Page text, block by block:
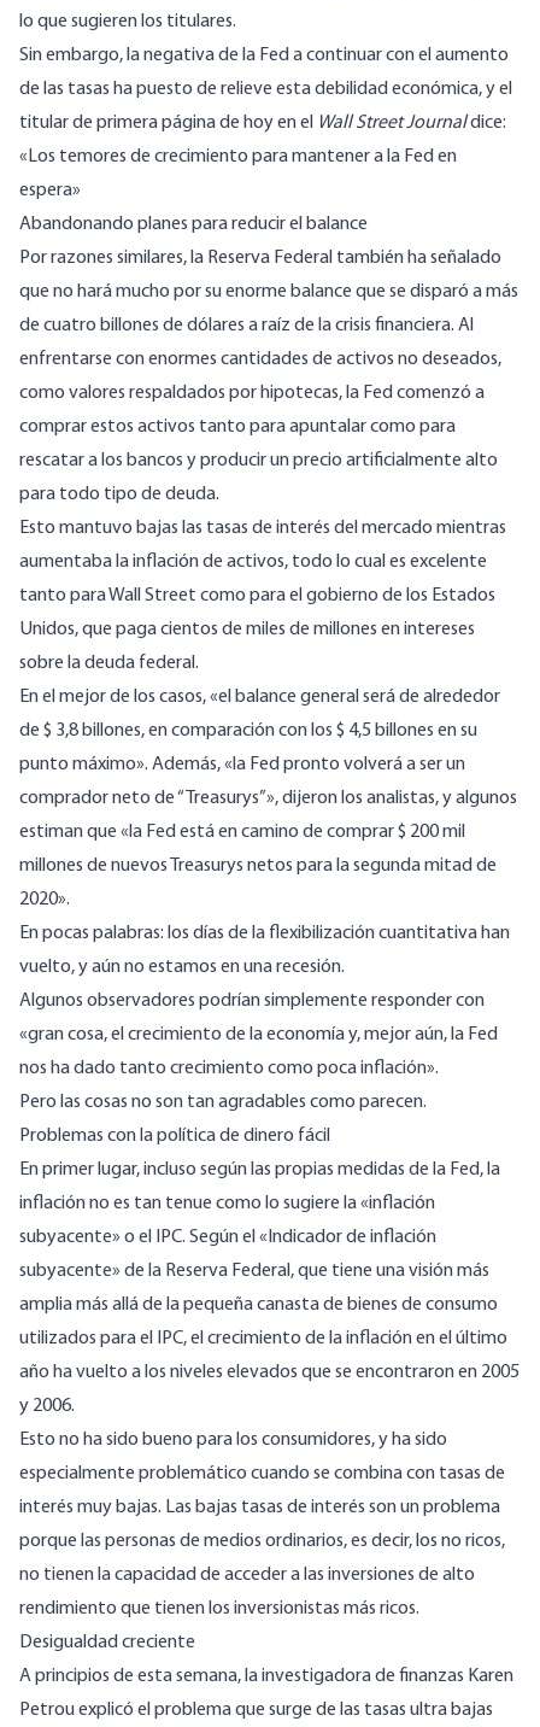
lo que sugieren los titulares.
Sin embargo, la negativa de la Fed a continuar con el aumento
de las tasas ha puesto de relieve esta debilidad económica, y el
titular de primera página de hoy en el
Wall Street Journaldice:
«Los temores de crecimiento para mantener a la Fed en
espera»
Abandonando planes para reducir el balance
Por razones similares, la Reserva Federal también ha señalado
que no hará mucho por su enorme balance que se disparó a más
de cuatro billones de dólares a raíz de la crisis financiera. Al
enfrentarse con enormes cantidades de activos no deseados,
como valores respaldados por hipotecas, la Fed comenzó a
comprar estos activos tanto para apuntalar como para
rescatar a los bancos y producir un precio artificialmente alto
para todo tipo de deuda.
Esto mantuvo bajas las tasas de interés del mercado mientras
aumentaba la inflación de activos, todo lo cual es excelente
tanto para Wall Street como para el gobierno de los Estados
Unidos, que paga cientos de miles de millones en intereses
sobre la deuda federal.
En el mejor de los casos, «el balance general será de alrededor
de $ 3,8 billones, en comparación con los $ 4,5 billones en su
punto máximo». Además, «la Fed pronto volverá a ser un
comprador neto de “Treasurys”», dijeron los analistas, y algunos
estiman que «la Fed está en camino de comprar $ 200 mil
millones de nuevos Treasurys netos para la segunda mitad de
2020».
En pocas palabras: los días de la flexibilización cuantitativa han
vuelto, y aún no estamos en una recesión.
Algunos observadores podrían simplemente responder con
«gran cosa, el crecimiento de la economía y, mejor aún, la Fed
nos ha dado tanto crecimiento como poca inflación».
Pero las cosas no son tan agradables como parecen.
Problemas con la política de dinero fácil
En primer lugar, incluso según las propias medidas de la Fed, la
inflación no es tan tenue como lo sugiere la «inflación
subyacente» o el IPC. Según el « Indicador de inflación
subyacente» de la Reserva Federal, que tiene una visión más
amplia más allá de la pequeña canasta de bienes de consumo
utilizados para el IPC, el crecimiento de la inflación en el último
año ha vuelto a los niveles elevados que se encontraron en 2005
y 2006.
Esto no ha sido bueno para los consumidores, y ha sido
especialmente problemático cuando se combina con tasas de
interés muy bajas. Las bajas tasas de interés son un problema
porque las personas de medios ordinarios, es decir, los no ricos,
no tienen la capacidad de acceder a las inversiones de alto
rendimiento que tienen los inversionistas más ricos.
Desigualdad creciente
A principios de esta semana, la investigadora de finanzas Karen
Petrouexplicó el problema que surge de las tasas ultra bajas